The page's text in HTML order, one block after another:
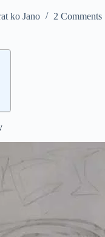
ko Jano 2 Comments